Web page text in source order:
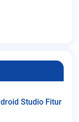
Studio Fitur